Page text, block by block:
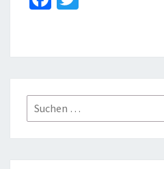
o
o
k
er
Suchen
nach: